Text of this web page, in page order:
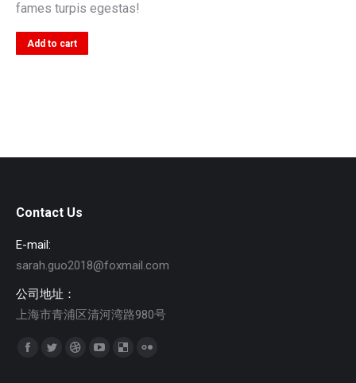
fames turpis egestas!
Add to cart
Contact Us
E-mail:
sarah.guo2018@foxmail.com
公司地址：
上海市青浦区清河湾路980号
找到我们：
Facebook
TwitterDribbbleYouTubeDelicious